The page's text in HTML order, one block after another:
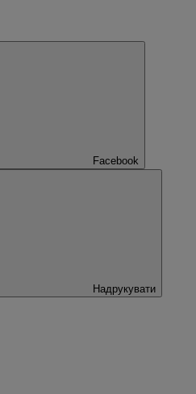
Facebook
Надрукувати